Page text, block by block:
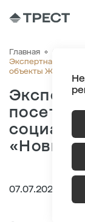
Главная
Экспертная
объекты ЖК
«Новый
07.07.2026